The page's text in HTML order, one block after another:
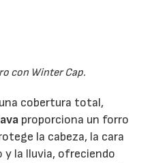
con Winter Cap.
cobertura total,
proporciona un forro
la cabeza, la cara
y la lluvia, ofreciendo